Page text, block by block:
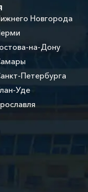
Новгорода
на-Дону
Петербурга
Уде